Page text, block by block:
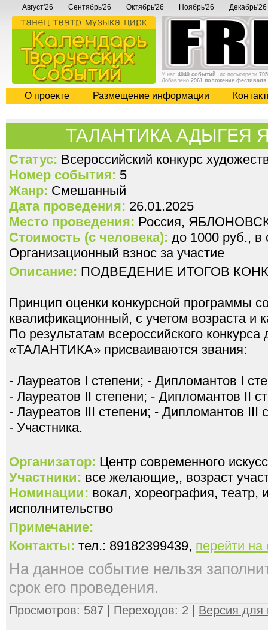
Август'26 Сентябрь'26 Октябрь'26 Ноябрь'26 Декабрь'26
У нас 4040 событий , их посмотрели
Добавлено 2961 положение фестиваля
О проекте Размещение информации
ТАЛАНТИКА АДЫГЕЯ
Статус: Всероссийский конкурс
Номер события: 5
Жанр: Смешанный
Дата проведения: 26.01.2025
Место проведения: Россия,
Стоимость (с человека): до 1000 руб., в
Организационный взнос за участие
Описание: ПОДВЕДЕНИЕ ИТОГОВ
Принцип оценки конкурсной программы
квалификационный, с учетом возраста и
По результатам всероссийского конкурса
«ТАЛАНТИКА» присваиваются звания:
- Лауреатов I степени; - Дипломантов I
- Лауреатов II степени; - Дипломантов II
- Лауреатов III степени; - Дипломантов III
- Участника.
Организатор: Центр современного
Участники: все желающие,, возраст
Номинации: вокал, хореография, театр,
исполнительство
Примечание:
Контакты: тел.: 89182399439, перейти на
На данное событие нельзя
срок его проведения.
Просмотров: 587 | Переходов: 2 | Версия для